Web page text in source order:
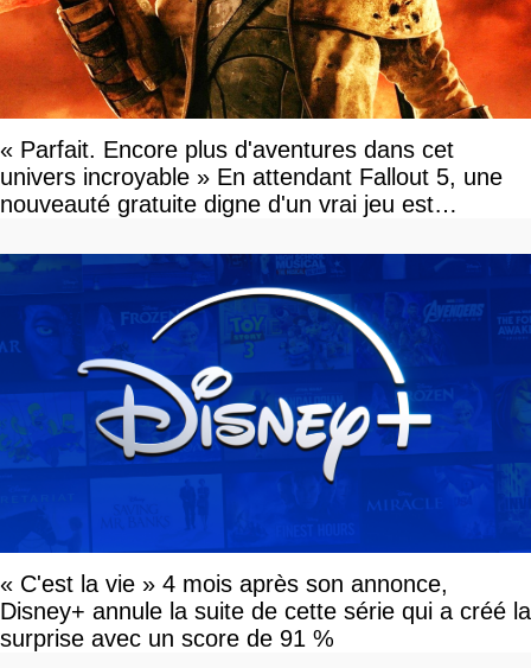
« Parfait. Encore plus d'aventures dans cet
univers incroyable » En attendant Fallout 5, une
nouveauté gratuite digne d'un vrai jeu est
« C'est la vie » 4 mois après son annonce,
Disney+ annule la suite de cette série qui a créé la
surprise avec un score de 91 %